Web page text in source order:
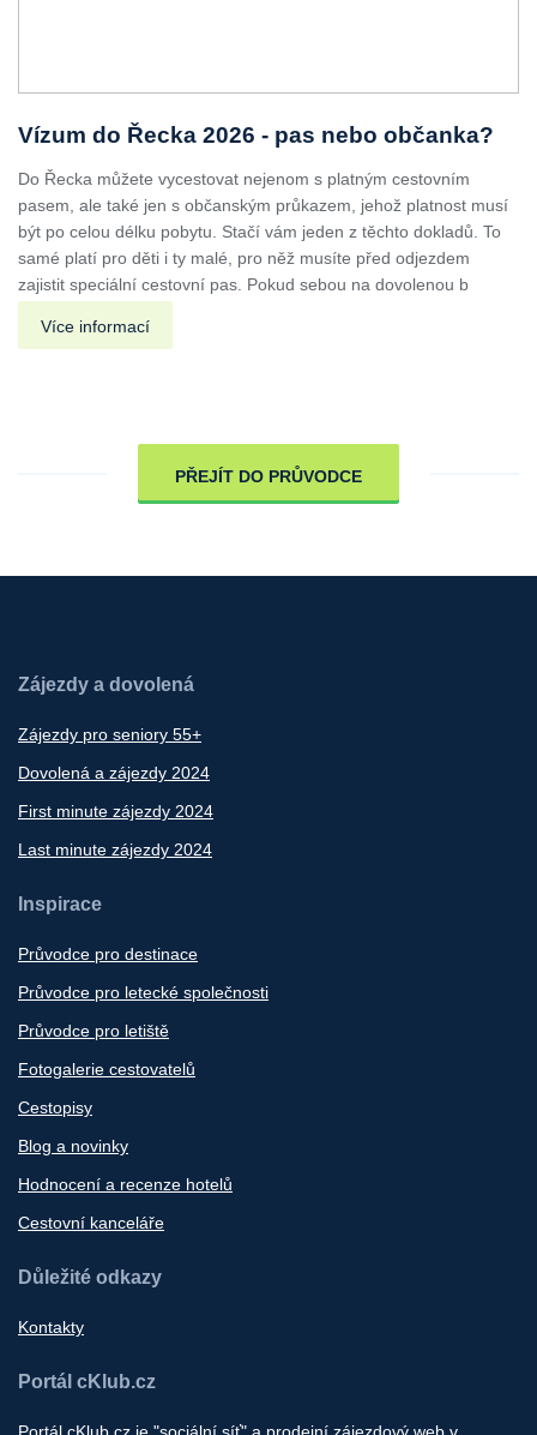
Vízum do Řecka 2026 - pas nebo občanka?
Do Řecka můžete vycestovat nejenom s platným cestovním
pasem, ale také jen s občanským průkazem, jehož platnost musí
být po celou délku pobytu. Stačí vám jeden z těchto dokladů. To
samé platí pro děti i ty malé, pro něž musíte před odjezdem
zajistit speciální cestovní pas. Pokud sebou na dovolenou b
Více informací
PŘEJÍT DO PRŮVODCE
Zájezdy a dovolená
Zájezdy pro seniory 55+
Dovolená a zájezdy 2024
First minute zájezdy 2024
Last minute zájezdy 2024
Inspirace
Průvodce pro destinace
Průvodce pro letecké společnosti
Průvodce pro letiště
Fotogalerie cestovatelů
Cestopisy
Blog a novinky
Hodnocení a recenze hotelů
Cestovní kanceláře
Důležité odkazy
Kontakty
Portál cKlub.cz